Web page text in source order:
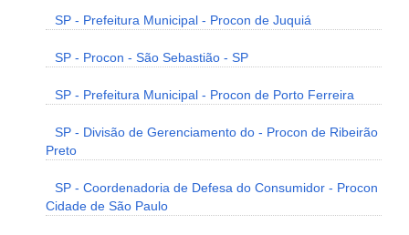
SP - Prefeitura Municipal - Procon de Juquiá
SP - Procon - São Sebastião - SP
SP - Prefeitura Municipal - Procon de Porto Ferreira
SP - Divisão de Gerenciamento do - Procon de Ribeirão
Preto
SP - Coordenadoria de Defesa do Consumidor - Procon
Cidade de São Paulo